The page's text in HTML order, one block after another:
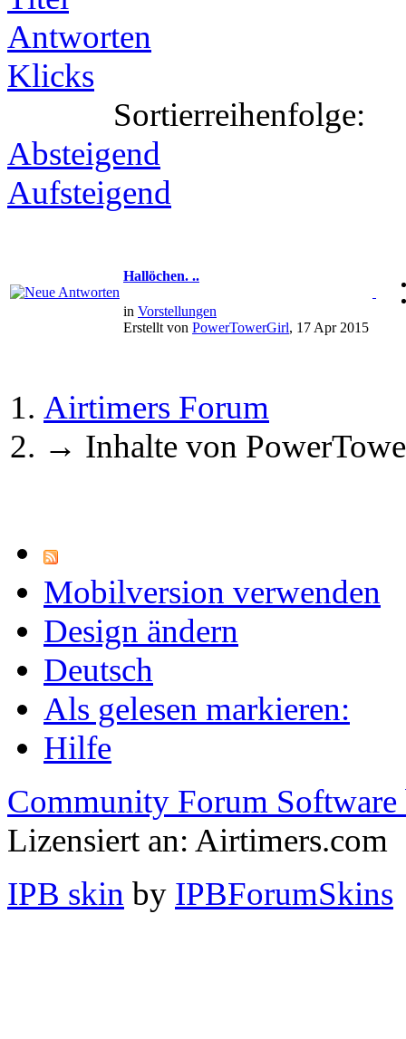
Antworten
Klicks
Sortierreihenfolge:
Absteigend
Aufsteigend
Hallöchen. ..
in Vorstellungen
Erstellt von PowerTowerGirl, 17 Apr 2015
Airtimers Forum
→ Inhalte von
Mobilversion verwenden
Design ändern
Deutsch
Als gelesen markieren:
Hilfe
Community Forum Software
Lizensiert an: Airtimers.com
IPB skin by IPBForumSkins